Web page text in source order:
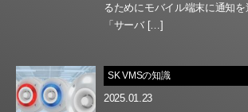
るためにモバイル端末に通知を
「サーバ […]
SK VMSの知識
2025.01.23